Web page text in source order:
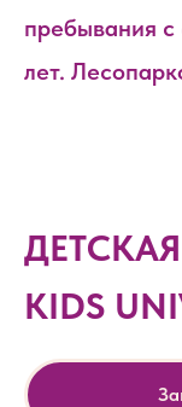
пребывания
лет.
KIDS